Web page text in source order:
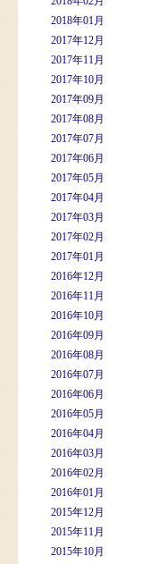
2018年01月
2017年12月
2017年11月
2017年10月
2017年09月
2017年08月
2017年07月
2017年06月
2017年05月
2017年04月
2017年03月
2017年02月
2017年01月
2016年12月
2016年11月
2016年10月
2016年09月
2016年08月
2016年07月
2016年06月
2016年05月
2016年04月
2016年03月
2016年02月
2016年01月
2015年12月
2015年11月
2015年10月